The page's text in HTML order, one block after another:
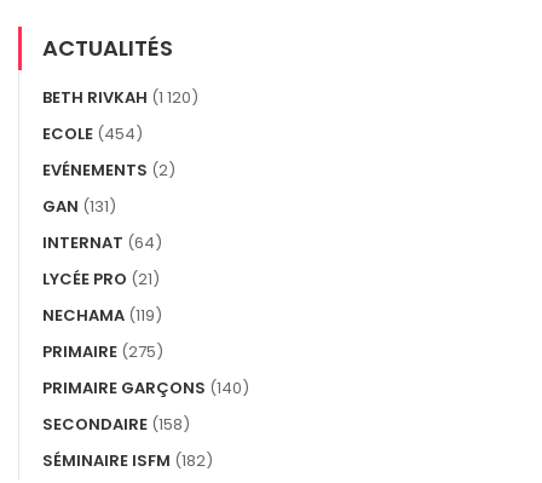
ACTUALITÉS
BETH RIVKAH (1 120)
ECOLE (454)
EVÉNEMENTS (2)
GAN (131)
INTERNAT (64)
LYCÉE PRO (21)
NECHAMA (119)
PRIMAIRE (275)
PRIMAIRE GARÇONS (140)
SECONDAIRE (158)
SÉMINAIRE ISFM (182)